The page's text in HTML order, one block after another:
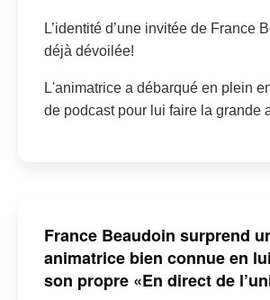
L’identité d’une invitée de France
déjà dévoilée!
L'animatrice a débarqué en plein
de podcast pour lui faire la grande
France Beaudoin surprend
animatrice bien connue en
son propre «En direct de